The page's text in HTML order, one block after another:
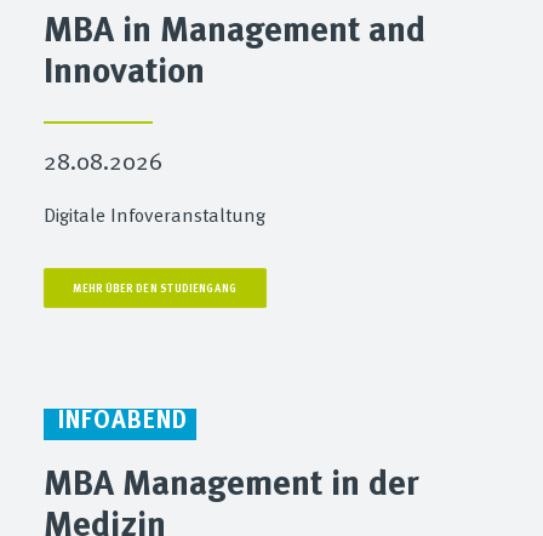
MBA in Management and
Innovation
28.08.2026
Digitale Infoveranstaltung
MEHR ÜBER DEN STUDIENGANG
INFOABEND
MBA Management in der
Medizin